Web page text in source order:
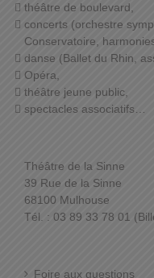
théâtre de boulevard,
concerts (orchestre
Conservatoire,
danse (Ballet du Rhin,
Opéra,
théâtre jeune public,
spectacles associatifs…
Théâtre de la Sinne
39 Rue de la Sinne
68100 Mulhouse
Tél. : 03 89 33 78 01
Foire aux questions